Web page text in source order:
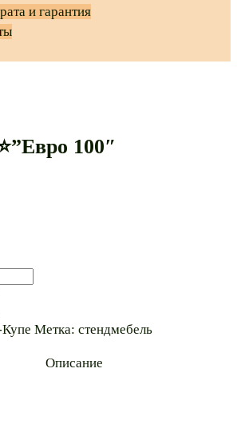
и гарантия
100″
Метка: стендмебель
Описание